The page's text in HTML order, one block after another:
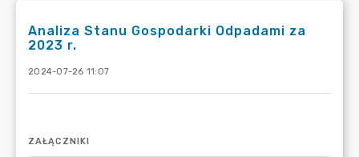
Analiza Stanu Gospodarki Odpadami za
2023 r.
2024-07-26 11:07
ZAŁĄCZNIKI